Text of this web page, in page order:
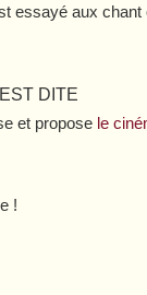
essayé aux
DITE
et propose le
!